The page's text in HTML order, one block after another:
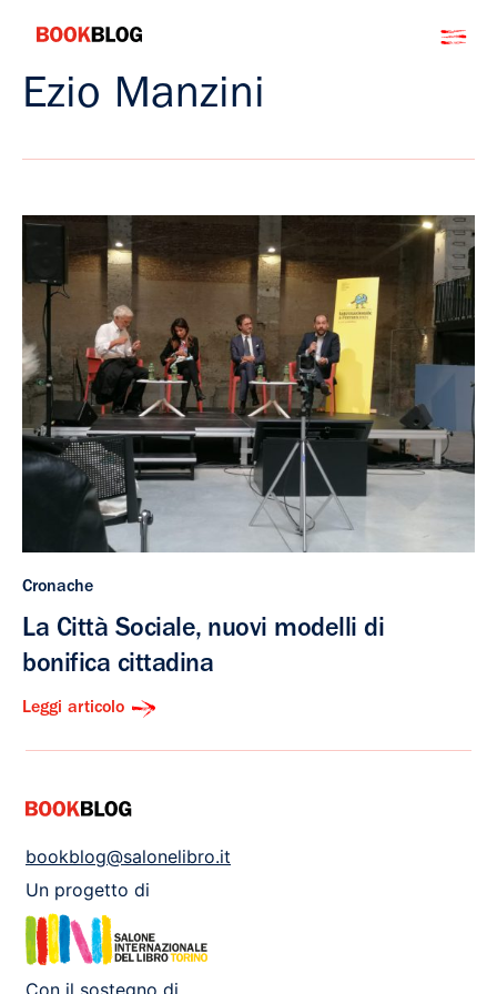
contenuto
Bookblog
Ezio Manzini
Cronache
La Città Sociale, nuovi modelli di
bonifica cittadina
Leggi articolo
bookblog@salonelibro.it
Un progetto di